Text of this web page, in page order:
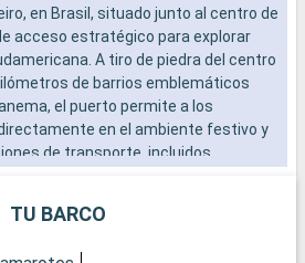
en Brasil, situado junto al centro de
acceso estratégico para explorar
A tiro de piedra del centro
de barrios emblemáticos
el puerto permite a los
en el ambiente festivo y
de transporte, incluidos
TU BARCO